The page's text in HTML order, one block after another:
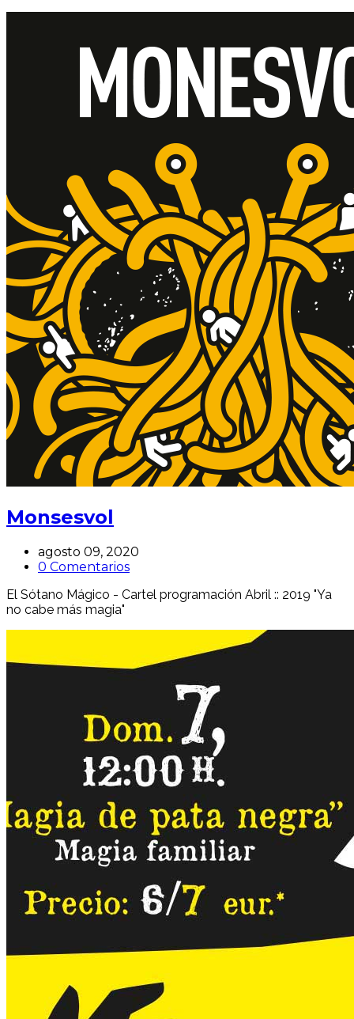
Monsesvol
agosto 09, 2020
0 Comentarios
El Sótano Mágico - Cartel programación Abril :: 2019 "Ya
no cabe más magia"